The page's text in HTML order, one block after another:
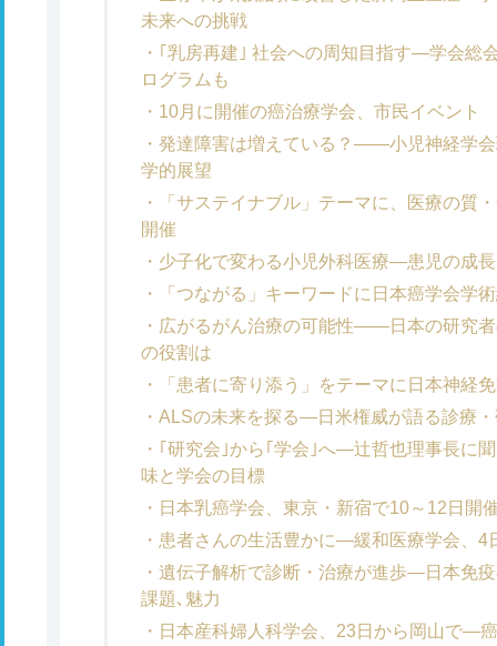
未来への挑戦
｢乳房再建｣ 社会への周知目指す―学会総
ログラムも
10月に開催の癌治療学会、市民イベント
発達障害は増えている？――小児神経学
学的展望
「サステイナブル」テーマに、医療の質
開催
少子化で変わる小児外科医療―患児の成
「つながる」キーワードに日本癌学会学
広がるがん治療の可能性――日本の研究
の役割は
「患者に寄り添う」をテーマに日本神経
ALSの未来を探る―日米権威が語る診療
｢研究会｣から｢学会｣へ―辻哲也理事長に
味と学会の目標
日本乳癌学会、東京・新宿で10～12日開
患者さんの生活豊かに―緩和医療学会、4
遺伝子解析で診断・治療が進歩―日本免
課題､魅力
日本産科婦人科学会、23日から岡山で―